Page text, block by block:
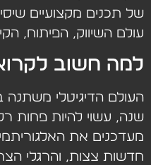
של תכנים מקצועיים
עולם השיווק, הפיתוח,
למה חשוב
העולם הדיגיטלי
שנה, עשוי להיות פחות
מעדכנים את
חדשות צצות, והרגלי